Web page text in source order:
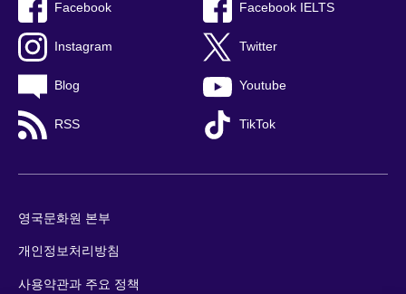
Facebook Facebook IELTS
Instagram Twitter
Blog Youtube
RSS TikTok
영국문화원 본부
개인정보처리방침
사용약관과 주요 정책